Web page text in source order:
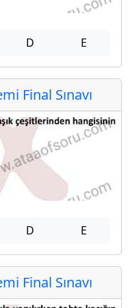
D E
Final Sınavı
D E
Final Sınavı